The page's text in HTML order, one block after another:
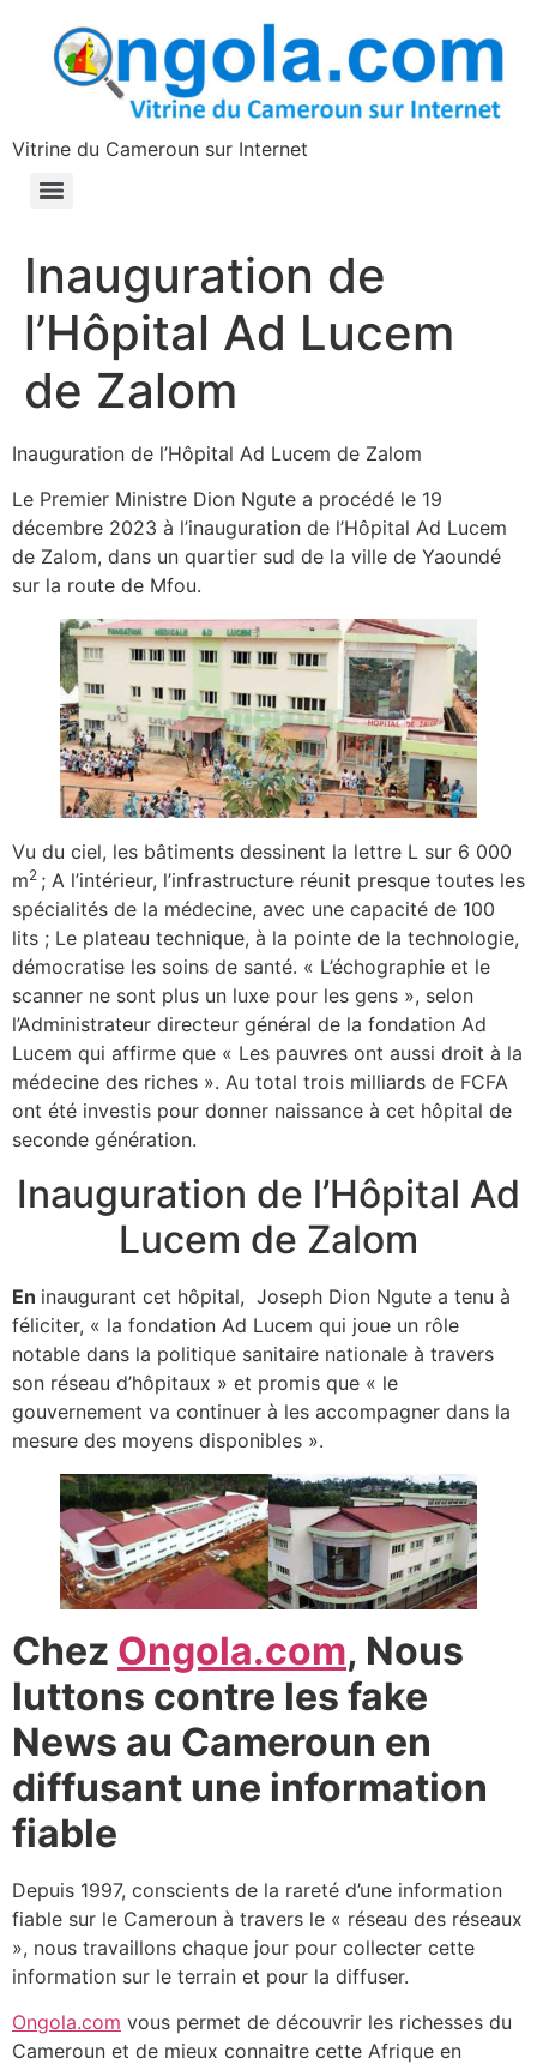
principal
Vitrine du Cameroun sur Internet
Inauguration de
l’Hôpital Ad Lucem
de Zalom
Inauguration de l’Hôpital Ad Lucem de Zalom
Le Premier Ministre Dion Ngute a procédé le 19
décembre 2023 à l’inauguration de l’Hôpital Ad Lucem
de Zalom, dans un quartier sud de la ville de Yaoundé
sur la route de Mfou.
Vu du ciel, les bâtiments dessinent la lettre L sur 6 000
m2 ; A l’intérieur, l’infrastructure réunit presque toutes les
spécialités de la médecine, avec une capacité de 100
lits ; Le plateau technique, à la pointe de la technologie,
démocratise les soins de santé. « L’échographie et le
scanner ne sont plus un luxe pour les gens », selon
l’Administrateur directeur général de la fondation Ad
Lucem qui affirme que « Les pauvres ont aussi droit à la
médecine des riches ». Au total trois milliards de FCFA
ont été investis pour donner naissance à cet hôpital de
seconde génération.
Inauguration de l’Hôpital Ad
Lucem de Zalom
En inaugurant cet hôpital, Joseph Dion Ngute a tenu à
féliciter, « la fondation Ad Lucem qui joue un rôle
notable dans la politique sanitaire nationale à travers
son réseau d’hôpitaux » et promis que « le
gouvernement va continuer à les accompagner dans la
mesure des moyens disponibles ».
Chez Ongola.com, Nous
luttons contre les fake
News au Cameroun en
diffusant une information
fiable
Depuis 1997, conscients de la rareté d’une information
fiable sur le Cameroun à travers le « réseau des réseaux
», nous travaillons chaque jour pour collecter cette
information sur le terrain et pour la diffuser.
Ongola.com vous permet de découvrir les richesses du
Cameroun et de mieux connaitre cette Afrique en